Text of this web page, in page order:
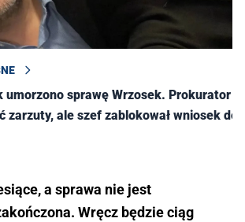
umorzono sprawę Wrzosek. Prokurator
zarzuty, ale szef zablokował wniosek do
a sprawa nie jest
Wręcz będzie ciąg